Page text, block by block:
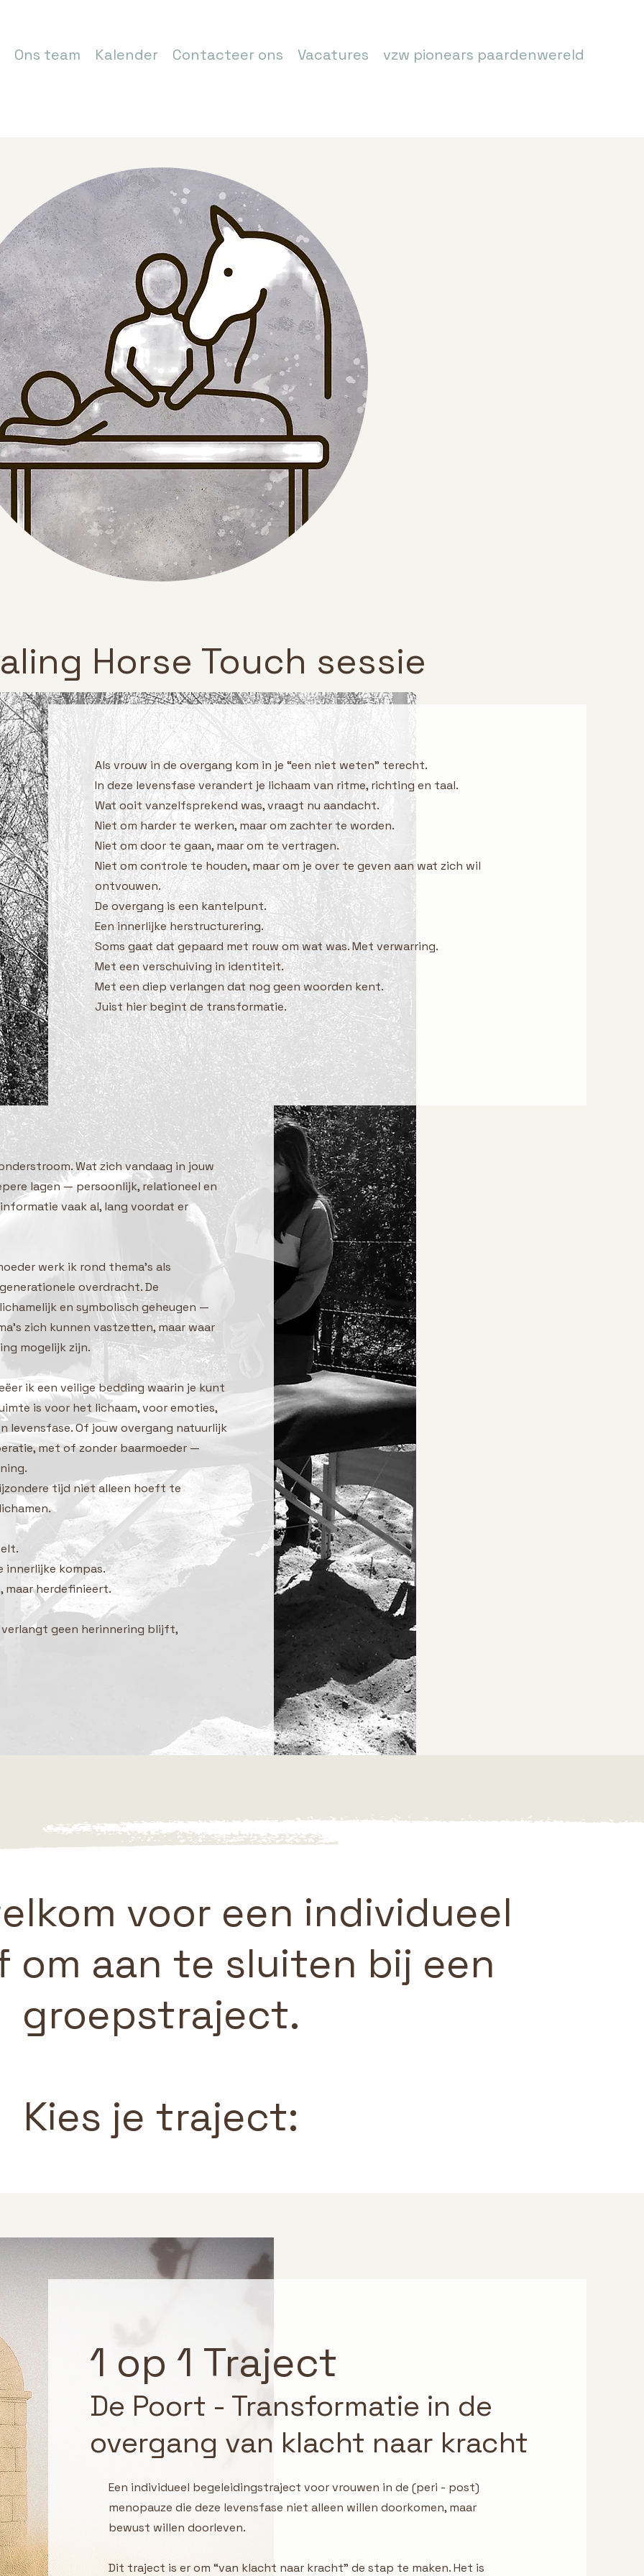
Ons team Kalender Contacteer ons Vacatures vzw pionears paardenwereld
Horse Touch sessie
Als vrouw in de overgang kom in je “een niet weten” terecht.
In deze levensfase verandert je lichaam van ritme, richting en taal.
Wat ooit vanzelfsprekend was, vraagt nu aandacht.
Niet om harder te werken, maar om zachter te worden.
Niet om door te gaan, maar om te vertragen.
Niet om controle te houden, maar om je over te geven aan wat zich wil
ontvouwen.
De overgang is een kantelpunt.
Een innerlijke herstructurering.
Soms gaat dat gepaard met rouw om wat was. Met verwarring.
Met een verschuiving in identiteit.
Met een diep verlangen dat nog geen woorden kent.
Juist hier begint de transformatie.
Wat zich vandaag in jouw
lagen — persoonlijk, relationeel en
vaak al, lang voordat er
werk ik rond thema’s als
overdracht. De
en symbolisch geheugen —
zich kunnen vastzetten, maar waar
mogelijk zijn.
ik een veilige bedding waarin je kunt
is voor het lichaam, voor emoties,
levensfase. Of jouw overgang natuurlijk
met of zonder baarmoeder —
tijd niet alleen hoeft te
innerlijke kompas.
maar herdefinieert.
verlangt geen herinnering blijft,
voor een individueel
aan te sluiten bij een
groepstraject.
Kies je traject:
1 op 1 Traject
De Poort - Transformatie in de
overgang van klacht naar kracht
Een individueel begeleidingstraject voor vrouwen in de (peri - post)
menopauze die deze levensfase niet alleen willen doorkomen, maar
bewust willen doorleven.
Dit traject is er om “van klacht naar kracht” de stap te maken. Het is